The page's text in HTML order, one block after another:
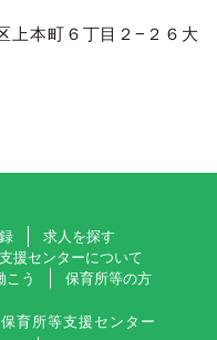
上本町６丁目２−２６大
求人を探す
援センターについて
こう 保育所等の方
育所等支援センター